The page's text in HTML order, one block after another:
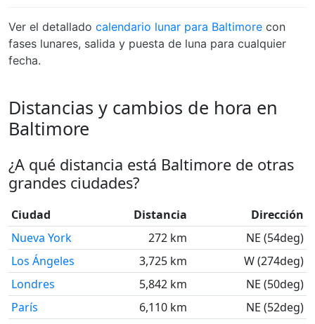
Ver el detallado calendario lunar para Baltimore con
fases lunares, salida y puesta de luna para cualquier
fecha.
Distancias y cambios de hora en
Baltimore
¿A qué distancia está Baltimore de otras
grandes ciudades?
Ciudad Distancia
Dirección
Nueva York
272 km
NE (54deg)
Los Ángeles
3,725 km
W (274deg)
Londres
5,842 km
NE (50deg)
París
6,110 km
NE (52deg)